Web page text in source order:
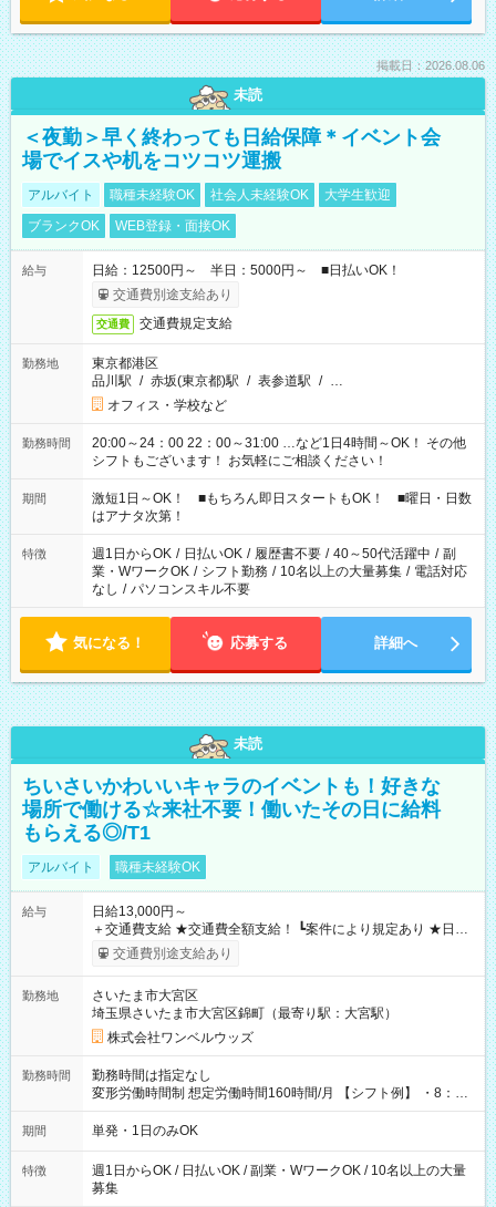
掲載日：2026.08.06
未読
＜夜勤＞早く終わっても日給保障＊イベント会
場でイスや机をコツコツ運搬
アルバイト 職種未経験OK 社会人未経験OK
大学生歓迎
ブランクOK
WEB登録・面接OK
給与
日給：12500円～ 半日：5000円～ ■日払いOK！
交通費別途支給あり
交通費 交通費規定支給
勤務地
東京都港区
品川駅 / 赤坂(東京都)駅 / 表参道駅 / …
オフィス・学校など
勤務時間
20:00～24：00 22：00～31:00 …など1日4時間～OK！ その他
シフトもございます！ お気軽にご相談ください！
期間
激短1日～OK！ ■もちろん即日スタートもOK！ ■曜日・日数
はアナタ次第！
特徴 週1日からOK / 日払いOK / 履歴書不要 / 40～50代活躍中 / 副
業・WワークOK / シフト勤務 / 10名以上の大量募集 / 電話対応
なし / パソコンスキル不要
気になる！ 応募する 詳細へ
未読
ちいさいかわいいキャラのイベントも！好きな
場所で働ける☆来社不要！働いたその日に給料
もらえる◎/T1
アルバイト 職種未経験OK
給与
日給13,000円～
＋交通費支給 ★交通費全額支給！ ┗案件により規定あり ★日払
いOK！（規定あり） ┗働いたその日に現金GET♪ お仕事後はコ
ンビニATMから 日払い分を引き落とせます！ 【試用期間】試
交通費別途支給あり
勤務地
さいたま市大宮区
埼玉県さいたま市大宮区錦町（最寄り駅：大宮駅）
株式会社ワンベルウッズ
勤務時間
勤務時間は指定なし
変形労働時間制 想定労働時間160時間/月 【シフト例】 ・8：00
～21：00
期間 単発・1日のみOK
特徴
週1日からOK / 日払いOK / 副業・WワークOK / 10名以上の大量
募集